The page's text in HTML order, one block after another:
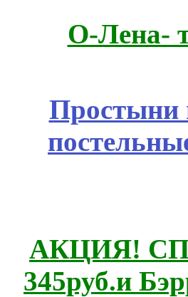
О-Лена-
Простыни
АКЦИЯ!
345руб.и